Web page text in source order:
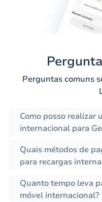
Perguntas comuns
Como posso realizar
internacional para
Quais métodos de
para recargas
Quanto tempo leva
móvel internacional?